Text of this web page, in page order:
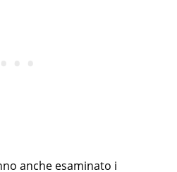
anche esaminato i